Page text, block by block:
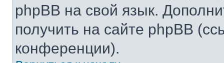
phpBB на свой язык.
получить на сайте phpBB
конференции).